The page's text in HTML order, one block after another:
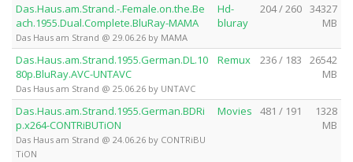
Das.Haus.am.Strand.-.Female.on.the.Be
ach.1955.Dual.Complete.BluRay-MAMA
Das Haus am Strand @ 29.06.26 by MAMA
Hd-
bluray
204 / 260 34327
MB
Das.Haus.am.Strand.1955.German.DL.10
80p.BluRay.AVC-UNTAVC
Das Haus am Strand @ 25.06.26 by UNTAVC
Remux 236 / 183
26542
MB
Das.Haus.am.Strand.1955.German.BDRi
p.x264-CONTRiBUTiON
Das Haus am Strand @ 24.06.26 by CONTRiBU
TiON
Movies 481 / 191
1328
MB